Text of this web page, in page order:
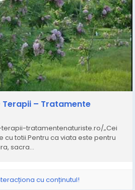
Terapii – Tratamente
tratamentenaturiste.ro/„Cei
cu totii.Pentru ca viata este pentru
sacra...
cu conținutul!